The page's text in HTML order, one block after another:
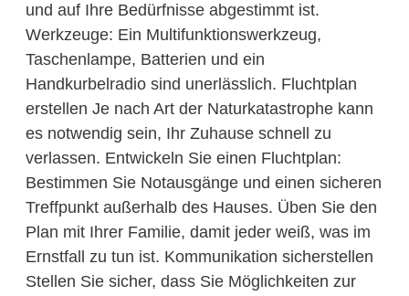
und auf Ihre Bedürfnisse abgestimmt ist.
Werkzeuge: Ein Multifunktionswerkzeug,
Taschenlampe, Batterien und ein
Handkurbelradio sind unerlässlich. Fluchtplan
erstellen Je nach Art der Naturkatastrophe kann
es notwendig sein, Ihr Zuhause schnell zu
verlassen. Entwickeln Sie einen Fluchtplan:
Bestimmen Sie Notausgänge und einen sicheren
Treffpunkt außerhalb des Hauses. Üben Sie den
Plan mit Ihrer Familie, damit jeder weiß, was im
Ernstfall zu tun ist. Kommunikation sicherstellen
Stellen Sie sicher, dass Sie Möglichkeiten zur